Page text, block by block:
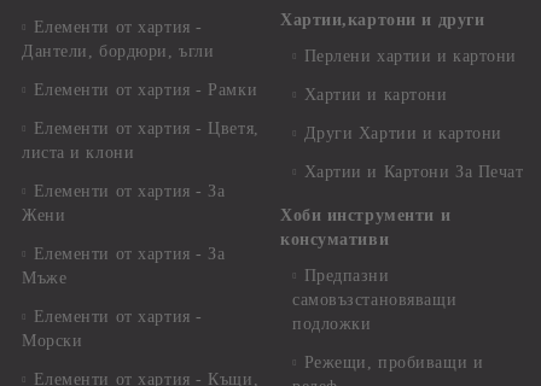
Елементи от хартия -
Дантели, бордюри, ъгли
Елементи от хартия - Рамки
Елементи от хартия - Цветя,
листа и клони
Елементи от хартия - За
Жени
Елементи от хартия - За
Мъже
Елементи от хартия -
Морски
Елементи от хартия - Къщи,
Хартии,картони и други
Перлени хартии и картони
Хартии и картони
Други Хартии и картони
Хартии и Картони За Печат
Хоби инструменти и
консумативи
Предпазни
самовъзстановяващи
подложки
Режещи, пробиващи и